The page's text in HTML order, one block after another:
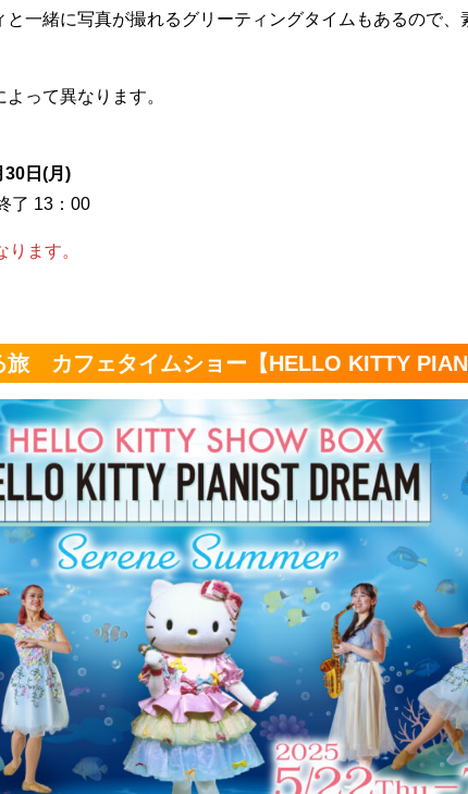
一緒に写真が撮れるグリーティングタイムもあるので、
って異なります。
30日(月)
了 13：00
ます。
旅 カフェタイムショー【HELLO KITTY